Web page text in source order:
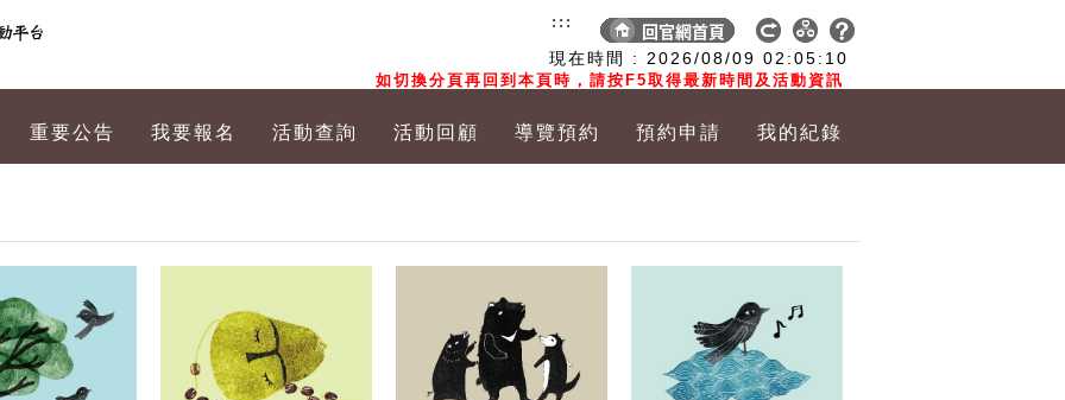
現在時間 : 2026/08/09 02:05:11
如切換分頁再回到本頁時，請按F5取得最新時間及活動資訊
:::
重要公告 我要報名 活動查詢 活動回顧 導覽預約 預約申請 我的紀錄